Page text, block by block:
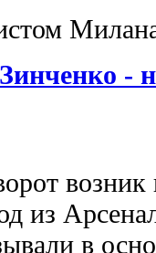
-
возник
из
в